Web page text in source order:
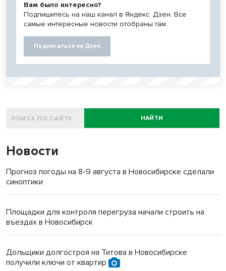
Вам было интересно?
Подпишитесь на наш канал в Яндекс. Дзен. Все
самые интересные новости отобраны там.
Подписаться на Дзен
НАЙТИ
Новости
Прогноз погоды на 8-9 августа в Новосибирске сделали
синоптики
Площадки для контроля перегруза начали строить на
въездах в Новосибирск
Дольщики долгостроя на Титова в Новосибирске
получили ключи от квартир